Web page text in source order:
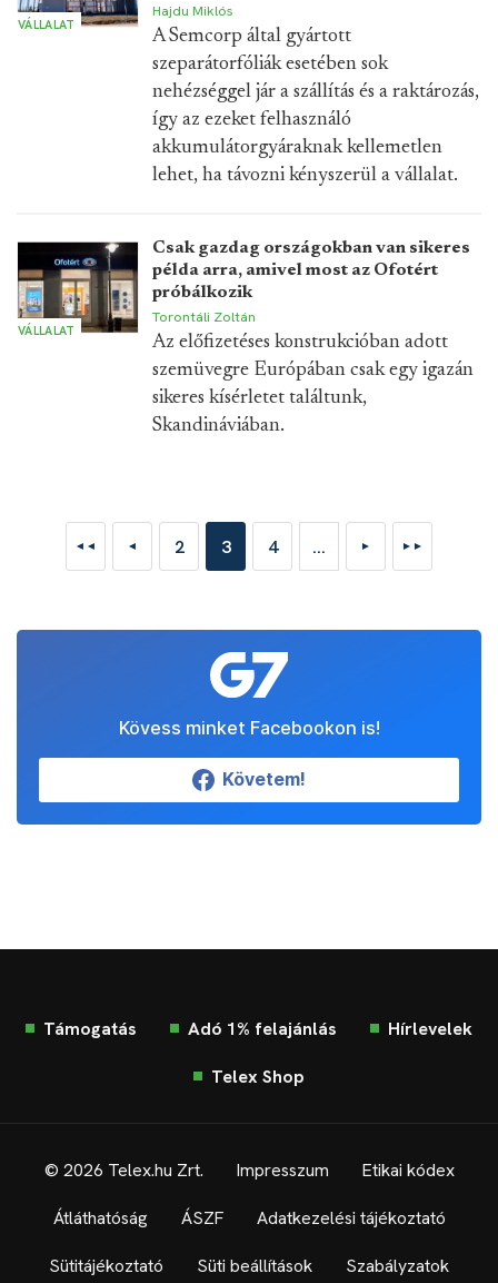
VÁLLALAT
Hajdu Miklós
A Semcorp által gyártott
szeparátorfóliák esetében sok
nehézséggel jár a szállítás és a raktározás,
így az ezeket felhasználó
akkumulátorgyáraknak kellemetlen
lehet, ha távozni kényszerül a vállalat.
VÁLLALAT
Csak gazdag országokban van sikeres
példa arra, amivel most az Ofotért
próbálkozik
Torontáli Zoltán
Az előfizetéses konstrukcióban adott
szemüvegre Európában csak egy igazán
sikeres kísérletet találtunk,
Skandináviában.
◄◄ ◄ 2 3 4 ... ► ►►
Kövess minket Facebookon is!
Követem!
Támogatás Adó 1% felajánlás Hírlevelek
Telex Shop
© 2026 Telex.hu Zrt. Impresszum Etikai kódex
Átláthatóság ÁSZF Adatkezelési tájékoztató
Sütitájékoztató Süti beállítások Szabályzatok